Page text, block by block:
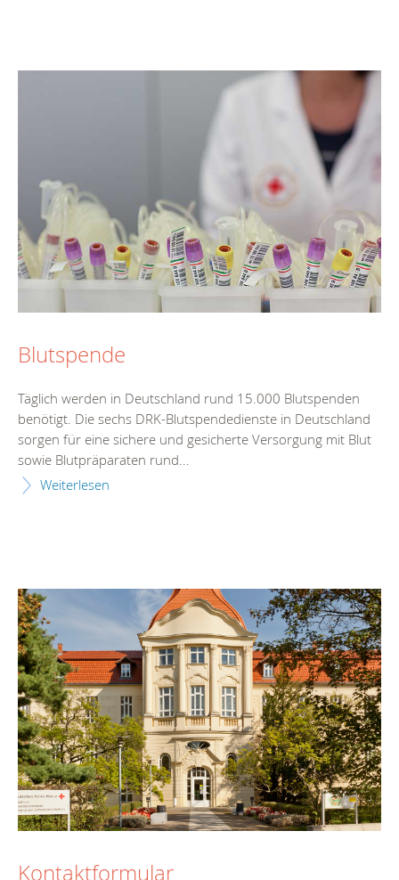
Blutspende
Täglich werden in Deutschland rund 15.000 Blutspenden
benötigt. Die sechs DRK-Blutspendedienste in Deutschland
sorgen für eine sichere und gesicherte Versorgung mit Blut
sowie Blutpräparaten rund...
Weiterlesen
Kontaktformular